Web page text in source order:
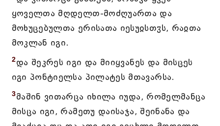
ყოველთა მღდელთ-მოძღუართა და
მოხუცებულთა ერისათა იესუჲსთჳს, რაჲთა
მოკლან იგი.
2და შეკრეს იგი და მიიყვანეს და მისცეს
იგი პონტიელსა პილატეს მთავარსა.
3მაშინ ვითარცა იხილა იუდა, რომელმანცა
მისცა იგი, რამეთუ დაისაჯა, შეინანა და